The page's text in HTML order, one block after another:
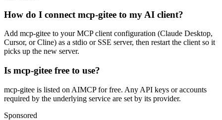
How do I connect mcp-gitee to my AI client?
Add mcp-gitee to your MCP client configuration (Claude Desktop,
Cursor, or Cline) as a stdio or SSE server, then restart the client so it
picks up the new server.
Is mcp-gitee free to use?
mcp-gitee is listed on AIMCP for free. Any API keys or accounts
required by the underlying service are set by its provider.
Sponsored